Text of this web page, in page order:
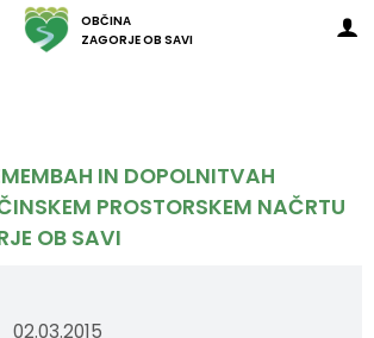
OBČINA
ZAGORJE OB SAVI
IN DOPOLNITVAH
PROSTORSKEM NAČRTU
OB SAVI
02.03.2015